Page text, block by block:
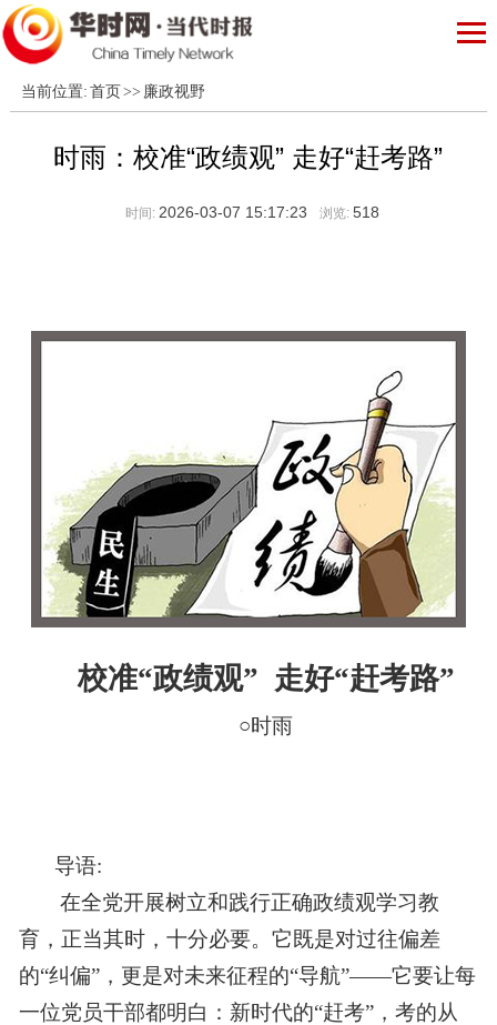
当前位置: 首页 >> 廉政视野
时雨：校准“政绩观” 走好“赶考路”
时间: 2026-03-07 15:17:23 浏览: 518
校准“政绩观” 走好“赶考路”
○时雨
导语:
在全党开展树立和践行正确政绩观学习教
育，正当其时，十分必要。它既是对过往偏差
的“纠偏”，更是对未来征程的“导航”——它要让每
一位党员干部都明白：新时代的“赶考”，考的从